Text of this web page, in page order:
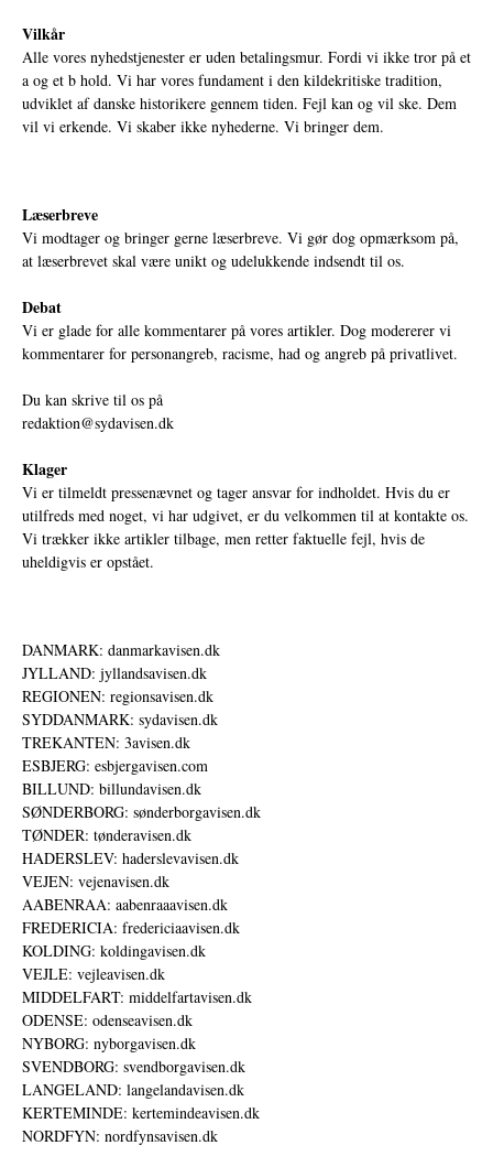
Vilkår
Alle vores nyhedstjenester er uden betalingsmur. Fordi vi ikke tror på et
a og et b hold. Vi har vores fundament i den kildekritiske tradition,
udviklet af danske historikere gennem tiden. Fejl kan og vil ske. Dem
vil vi erkende. Vi skaber ikke nyhederne. Vi bringer dem.
Læserbreve
Vi modtager og bringer gerne læserbreve. Vi gør dog opmærksom på,
at læserbrevet skal være unikt og udelukkende indsendt til os.
Debat
Vi er glade for alle kommentarer på vores artikler. Dog modererer vi
kommentarer for personangreb, racisme, had og angreb på privatlivet.
Du kan skrive til os på
redaktion@sydavisen.dk
Klager
Vi er tilmeldt pressenævnet og tager ansvar for indholdet. Hvis du er
utilfreds med noget, vi har udgivet, er du velkommen til at kontakte os.
Vi trækker ikke artikler tilbage, men retter faktuelle fejl, hvis de
uheldigvis er opstået.
DANMARK: danmarkavisen.dk
JYLLAND: jyllandsavisen.dk
REGIONEN: regionsavisen.dk
SYDDANMARK: sydavisen.dk
TREKANTEN: 3avisen.dk
ESBJERG: esbjergavisen.com
BILLUND: billundavisen.dk
SØNDERBORG: sønderborgavisen.dk
TØNDER: tønderavisen.dk
HADERSLEV: haderslevavisen.dk
VEJEN: vejenavisen.dk
AABENRAA: aabenraaavisen.dk
FREDERICIA: fredericiaavisen.dk
KOLDING: koldingavisen.dk
VEJLE: vejleavisen.dk
MIDDELFART: middelfartavisen.dk
ODENSE: odenseavisen.dk
NYBORG: nyborgavisen.dk
SVENDBORG: svendborgavisen.dk
LANGELAND: langelandavisen.dk
KERTEMINDE: kertemindeavisen.dk
NORDFYN: nordfynsavisen.dk